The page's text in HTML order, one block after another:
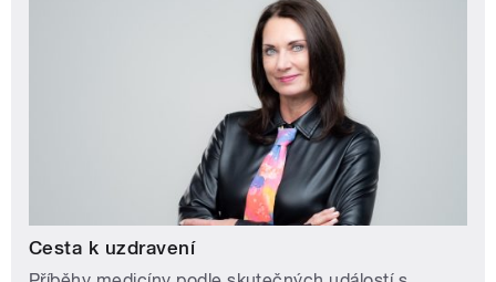
Cesta k uzdravení